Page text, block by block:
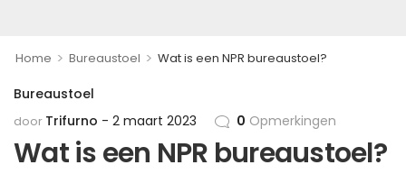
Home > Bureaustoel > Wat is een NPR bureaustoel?
Bureaustoel
door Trifurno 2 maart 2023 0 Opmerkingen
Wat is een NPR bureaustoel?